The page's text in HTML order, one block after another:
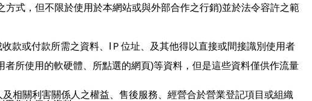
式，但不限於使用於本網站或與外部合作之行銷)並於法令容許之範
款或付款所需之資料、IＰ位址、及其他得以直接或間接識別使用者
所使用的軟硬體、所點選的網頁)等資料，但是這些資料僅供作流量
相關利害關係人之權益、售後服務、經營合於營業登記項目或組織